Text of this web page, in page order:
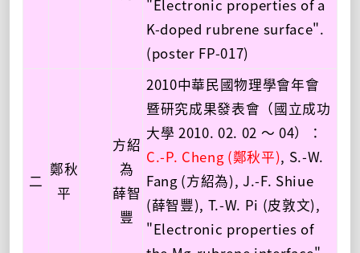
"Electronic properties of a
K-doped rubrene surface".
(poster FP-017)
二
鄭秋
平
方紹
為
薛智
豐
2010中華民國物理學會年會
暨研究成果發表會（國立成功
大學 2010. 02. 02 ～ 04）：
C.-P. Cheng (鄭秋平), S.-W.
Fang (方紹為), J.-F. Shiue
(薛智豐), T.-W. Pi (皮敦文),
"Electronic properties of